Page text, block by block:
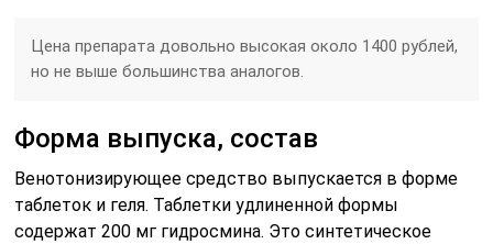
Цена препарата довольно высокая около 1400 рублей,
но не выше большинства аналогов.
Форма выпуска, состав
Венотонизирующее средство выпускается в форме
таблеток и геля. Таблетки удлиненной формы
содержат 200 мг гидросмина. Это синтетическое